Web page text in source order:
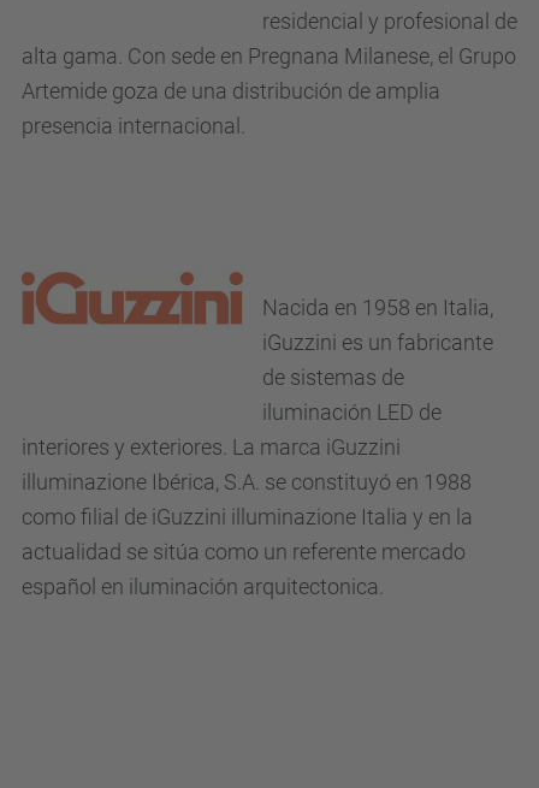
residencial y profesional de
alta gama. Con sede en Pregnana Milanese, el Grupo
Artemide goza de una distribución de amplia
presencia internacional.
Nacida en 1958 en Italia,
iGuzzini es un fabricante
de sistemas de
iluminación LED de
interiores y exteriores. La marca iGuzzini
illuminazione Ibérica, S.A. se constituyó en 1988
como filial de iGuzzini illuminazione Italia y en la
actualidad se sitúa como un referente mercado
español en iluminación arquitectonica.